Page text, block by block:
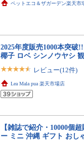
ペットエコ＆ザガーデン楽天市
2025年度販売1000本突
椰子 ロベ シンノウヤシ
レビュー(12件)
Lea Mala pua 楽天市場店
【雑誌で紹介・10000個
ー ミニ 沖縄 ギフト おし